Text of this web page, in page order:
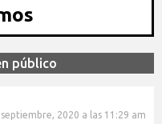
público
septiembre, 2020 a las 11:29 am